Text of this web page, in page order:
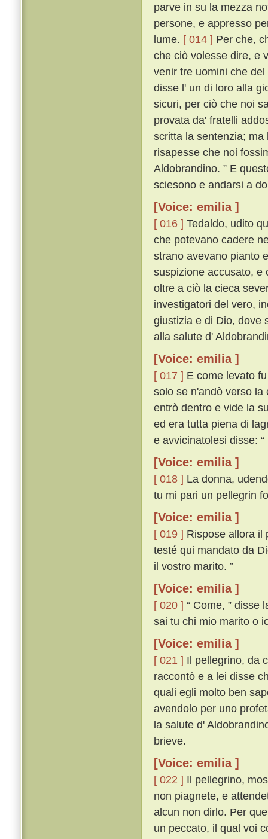
parve in su la mezza
persone, e appresso
lume. [ 014 ] Per che,
che ciò volesse dire, e
venir tre uomini che
disse l' un di loro alla
sicuri, per ciò che noi
provata da' fratelli
scritta la sentenzia;
risapesse che noi
Aldobrandino. ” E
sciesono e andarsi a
[Voice: emilia ]
[ 016 ] Tedaldo, udito
che potevano cadere
strano avevano pianto
suspizione accusato, e
oltre a ciò la cieca
investigatori del vero,
giustizia e di Dio, dove
alla salute d'
[Voice: emilia ]
[ 017 ] E come levato
solo se n'andò verso
entrò dentro e vide la
ed era tutta piena di
e avvicinatolesi disse:
[Voice: emilia ]
[ 018 ] La donna,
tu mi pari un pellegrin
[Voice: emilia ]
[ 019 ] Rispose allora il
testé qui mandato da
il vostro marito. ”
[Voice: emilia ]
[ 020 ] “ Come, ” disse
sai tu chi mio marito o
[Voice: emilia ]
[ 021 ] Il pellegrino, da
raccontò e a lei disse
quali egli molto ben
avendolo per uno
la salute d'
brieve.
[Voice: emilia ]
[ 022 ] Il pellegrino,
non piagnete, e
alcun non dirlo. Per
un peccato, il qual voi